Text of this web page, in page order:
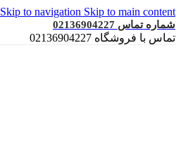
Skip to navigation Skip to main content
شماره تماس 02136904227
تماس با فروشگاه 02136904227